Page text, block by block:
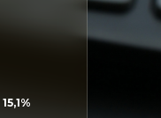
15,1%